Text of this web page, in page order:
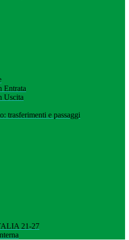
Entrata
Uscita
trasferimenti e passaggi
21-27